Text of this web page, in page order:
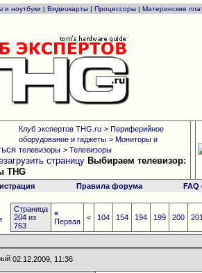
ноутбуки | Видеокарты | Процессоры | Материнские
Клуб экспертов THG.ru > Периферийное
оборудование и гаджеты > Мониторы и
телевизоры > Телевизоры
Выбираем телевизор:
THG
Правила форума
Страница
204 из
763
«
Первая
< 104 154 194 199 200
02.12.2009, 11:36